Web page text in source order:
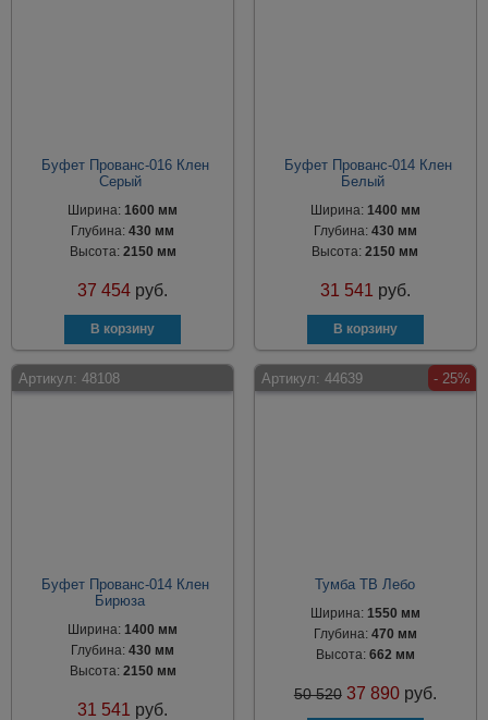
Буфет Прованс-016 Клен
Серый
Ширина:1600 мм
Глубина:430 мм
Высота: 2150 мм
37 454 руб.
Буфет Прованс-014 Клен
Белый
Ширина: 1400 мм
Глубина: 430 мм
Высота:2150 мм
31 541 руб.
Артикул: 48108
Буфет Прованс-014 Клен
Бирюза
Ширина:1400 мм
Глубина:430 мм
Высота: 2150 мм
31 541 руб.
Артикул: 44639 - 25%
Тумба ТВ Лебо
Ширина: 1550 мм
Глубина: 470 мм
Высота: 662 мм
50 520 37 890 руб.